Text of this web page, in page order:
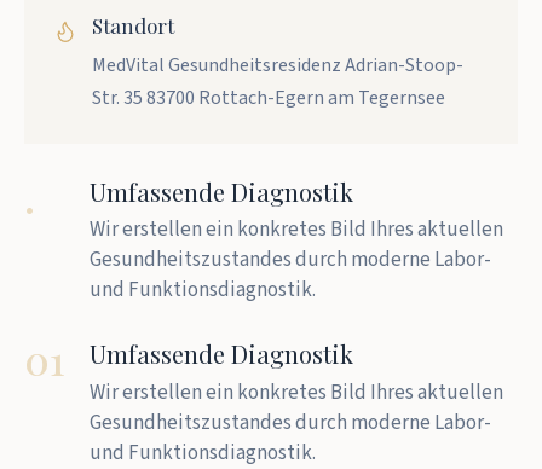
Standort
MedVital Gesundheitsresidenz Adrian-Stoop-
Str. 35 83700 Rottach-Egern am Tegernsee
. Umfassende Diagnostik
Wir erstellen ein konkretes Bild Ihres aktuellen
Gesundheitszustandes durch moderne Labor-
und Funktionsdiagnostik.
01 Umfassende Diagnostik
Wir erstellen ein konkretes Bild Ihres aktuellen
Gesundheitszustandes durch moderne Labor-
und Funktionsdiagnostik.